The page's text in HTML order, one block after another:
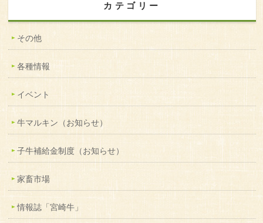
カテゴリー
その他
各種情報
イベント
牛マルキン（お知らせ）
子牛補給金制度（お知らせ）
家畜市場
情報誌「宮崎牛」